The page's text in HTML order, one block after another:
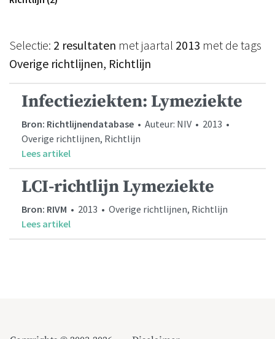
Selectie: 2 resultaten met jaartal 2013 met de tags
Overige richtlijnen, Richtlijn
Infectieziekten: Lymeziekte
Bron: Richtlijnendatabase • Auteur: NIV • 2013 •
Overige richtlijnen, Richtlijn
Lees artikel
LCI-richtlijn Lymeziekte
Bron: RIVM • 2013 • Overige richtlijnen, Richtlijn
Lees artikel